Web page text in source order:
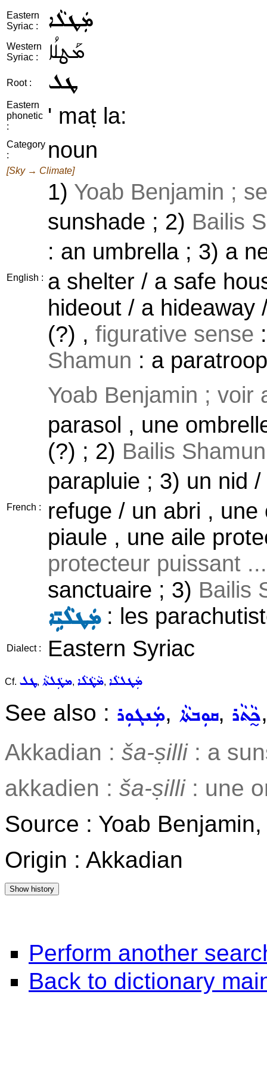
Eastern
Syriac :
ܡܲܛܠܵܐ
Western
Syriac :
ܡܰܛܠܳܐ
Root : ܛܠ
Eastern
phonetic
:
' maṭ la:
Category
:
noun
[Sky → Climate]
English :
1) Yoab Benjamin ;
sunshade ; 2) Bailis
: an umbrella ; 3) a
a shelter / a safe
hideout / a hideaway
(?) , figurative sense
Shamun : a
French :
Yoab Benjamin ; voir
parasol , une
(?) ; 2) Bailis
parapluie ; 3) un nid /
refuge / un abri ,
piaule , une aile
protecteur puissant ...
sanctuaire ; 3) Bailis
ܡܲܛܠܵܝܹ̈ܐ: les
Dialect : Eastern Syriac
Cf. ܛܠ, ܡܛܲܠܬܵܐ, ܡܵܛܵܠܵܐ, ܡܲܛܠܠܵܐ
See also : ܡܲܢܓܘܼܪ, ܩܘܼܒܬܵܐ, ܟ̰ܵܬܵܪ
Akkadian : ša-ṣilli: a
akkadien : ša-ṣilli: une
Source : Yoab
Origin : Akkadian
Perform another
Back to dictionary